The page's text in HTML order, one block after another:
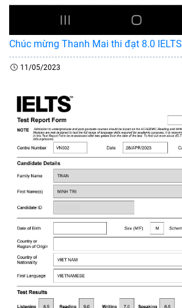
Chúc mừng Thanh Mai thi đạt 8.0 IELTS
11/05/2023